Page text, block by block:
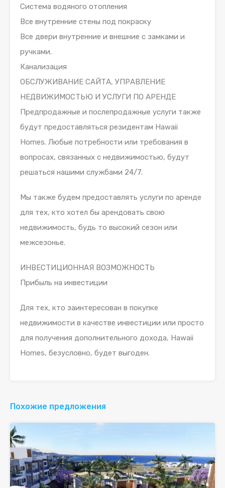
Система водяного отопления
Все внутренние стены под покраску
Все двери внутренние и внешние с замками и
ручками.
Канализация
ОБСЛУЖИВАНИЕ САЙТА, УПРАВЛЕНИЕ
НЕДВИЖИМОСТЬЮ И УСЛУГИ ПО АРЕНДЕ
Предпродажные и послепродажные услуги также
будут предоставляться резидентам Hawaii
Homes. Любые потребности или требования в
вопросах, связанных с недвижимостью, будут
решаться нашими службами 24/7.
Мы также будем предоставлять услуги по аренде
для тех, кто хотел бы арендовать свою
недвижимость, будь то высокий сезон или
межсезонье.
ИНВЕСТИЦИОННАЯ ВОЗМОЖНОСТЬ
Прибыль на инвестиции
Для тех, кто заинтересован в покупке
недвижимости в качестве инвестиции или просто
для получения дополнительного дохода, Hawaii
Homes, безусловно, будет выгоден.
Похожие предложения